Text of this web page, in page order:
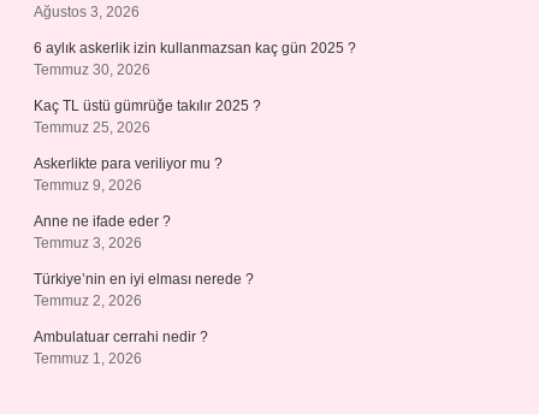
Ağustos 3, 2026
6 aylık askerlik izin kullanmazsan kaç gün 2025 ?
Temmuz 30, 2026
Kaç TL üstü gümrüğe takılır 2025 ?
Temmuz 25, 2026
Askerlikte para veriliyor mu ?
Temmuz 9, 2026
Anne ne ifade eder ?
Temmuz 3, 2026
Türkiye’nin en iyi elması nerede ?
Temmuz 2, 2026
Ambulatuar cerrahi nedir ?
Temmuz 1, 2026